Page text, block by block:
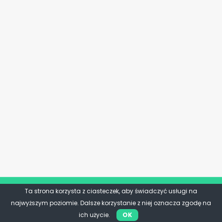
Ta strona korzysta z ciasteczek, aby świadczyć usługi na
najwyższym poziomie. Dalsze korzystanie z niej oznacza zgodę na
ich użycie.
OK